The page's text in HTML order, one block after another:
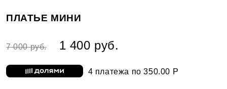
ПЛАТЬЕ МИНИ
7 000 руб. 1 400 руб.
4 платежа по 350.00 Р